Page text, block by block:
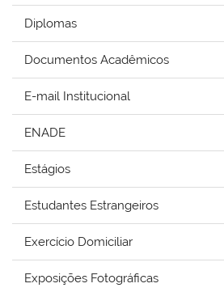
Diplomas
Documentos Acadêmicos
E-mail Institucional
ENADE
Estágios
Estudantes Estrangeiros
Exercício Domiciliar
Exposições Fotográficas